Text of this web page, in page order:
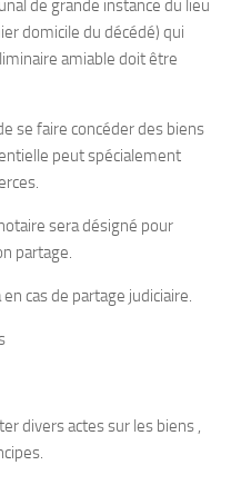
de grande instance du lieu
domicile du décédé) qui
amiable doit être
se faire concéder des biens
peut spécialement
sera désigné pour
partage.
cas de partage judiciaire.
divers actes sur les biens ,